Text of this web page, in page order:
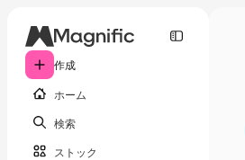
作成
ホーム
検索
ストック